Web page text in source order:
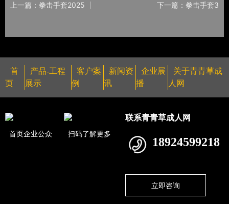
上一篇：拳击手套2025 下一篇：拳击手套3
首
页
产品-工程
展示
客户案
例
新闻资
讯
企业展
播
关于青青草成
人网
首页企业公众 扫码了解更多
联系青青草成人网
18924599218
立即咨询